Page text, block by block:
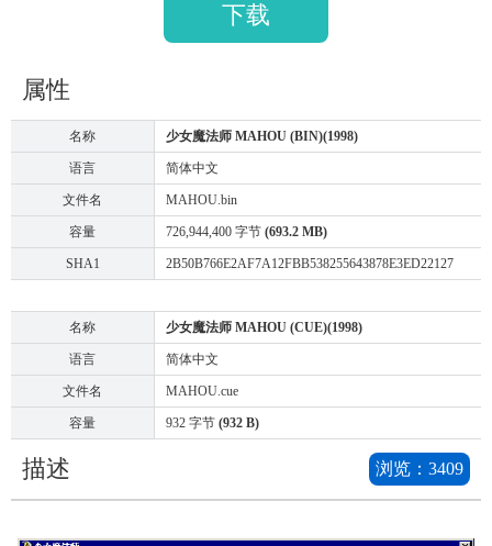
下载
属性
名称 少女魔法师 MAHOU (BIN)(1998)
语言 简体中文
文件名 MAHOU.bin
容量 726,944,400 字节 (693.2 MB)
SHA1 2B50B766E2AF7A12FBB538255643878E3ED22127
名称 少女魔法师 MAHOU (CUE)(1998)
语言 简体中文
文件名 MAHOU.cue
容量 932 字节 (932 B)
描述 浏览： 3409